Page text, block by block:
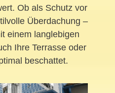
Ob als Schutz vor
Überdachung –
einem langlebigen
Ihre Terrasse oder
beschattet.